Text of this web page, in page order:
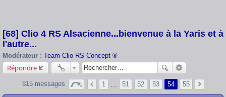
[68] Clio 4 RS Alsacienne...bienvenue à la Yaris et à
l'autre...
Modérateur : Team Clio RS Concept ®
Répondre
815 messages 1 51 52 53 54 55